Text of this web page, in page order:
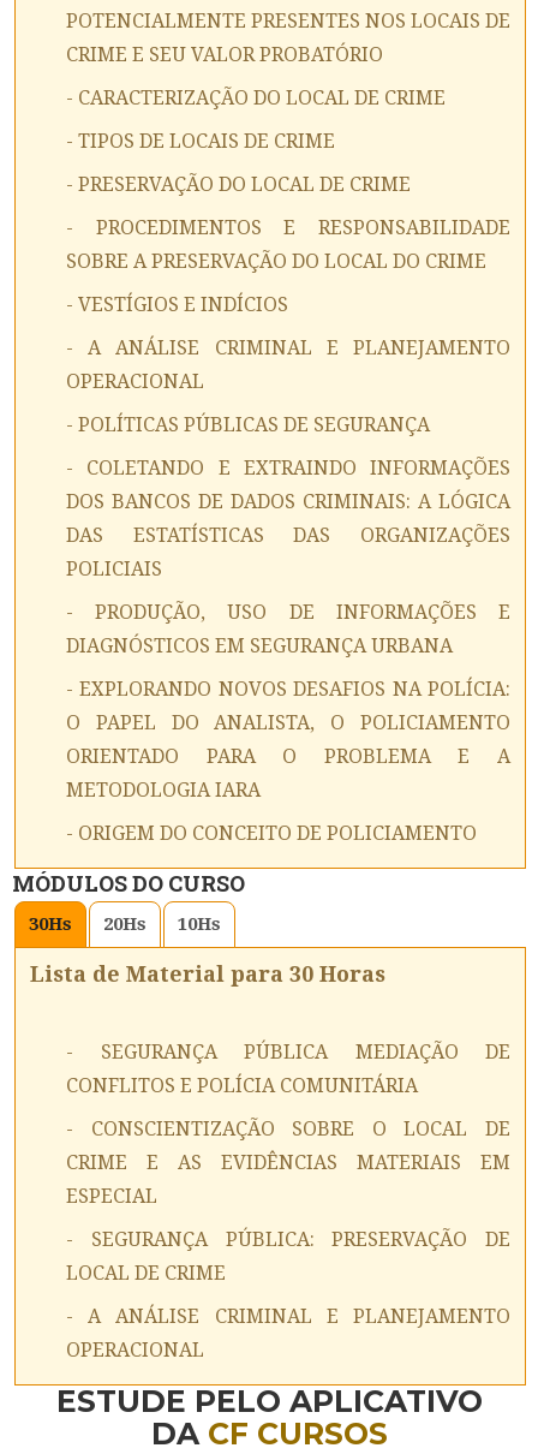
POTENCIALMENTE PRESENTES NOS LOCAIS DE
CRIME E SEU VALOR PROBATÓRIO
- CARACTERIZAÇÃO DO LOCAL DE CRIME
- TIPOS DE LOCAIS DE CRIME
- PRESERVAÇÃO DO LOCAL DE CRIME
- PROCEDIMENTOS E RESPONSABILIDADE
SOBRE A PRESERVAÇÃO DO LOCAL DO CRIME
- VESTÍGIOS E INDÍCIOS
- A ANÁLISE CRIMINAL E PLANEJAMENTO
OPERACIONAL
- POLÍTICAS PÚBLICAS DE SEGURANÇA
- COLETANDO E EXTRAINDO INFORMAÇÕES
DOS BANCOS DE DADOS CRIMINAIS: A LÓGICA
DAS ESTATÍSTICAS DAS ORGANIZAÇÕES
POLICIAIS
- PRODUÇÃO, USO DE INFORMAÇÕES E
DIAGNÓSTICOS EM SEGURANÇA URBANA
- EXPLORANDO NOVOS DESAFIOS NA POLÍCIA:
O PAPEL DO ANALISTA, O POLICIAMENTO
ORIENTADO PARA O PROBLEMA E A
METODOLOGIA IARA
- ORIGEM DO CONCEITO DE POLICIAMENTO
MÓDULOS DO CURSO
30Hs 20Hs 10Hs
Lista de Material para 30 Horas
- SEGURANÇA PÚBLICA MEDIAÇÃO DE
CONFLITOS E POLÍCIA COMUNITÁRIA
- CONSCIENTIZAÇÃO SOBRE O LOCAL DE
CRIME E AS EVIDÊNCIAS MATERIAIS EM
ESPECIAL
- SEGURANÇA PÚBLICA: PRESERVAÇÃO DE
LOCAL DE CRIME
- A ANÁLISE CRIMINAL E PLANEJAMENTO
OPERACIONAL
ESTUDE PELO APLICATIVO
DA CF CURSOS